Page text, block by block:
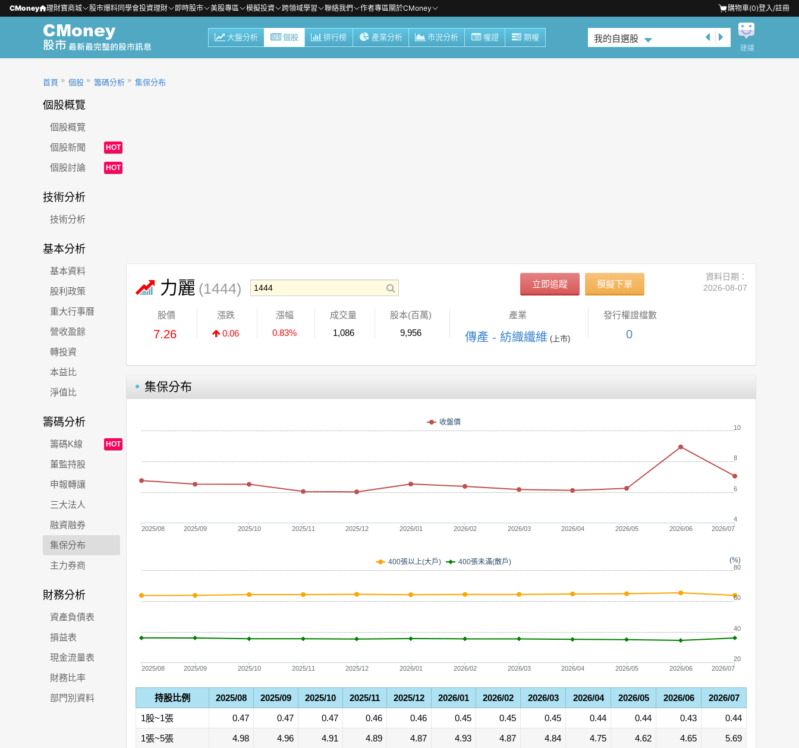
CMoney 理財寶商城 股市爆料同學會投資理財 即時股市 美股專區 模擬投資 跨領域學習 聯絡我們 作者專區關於CMoney 購物車(0)登入/註冊
大盤分析 個股 排行榜 產業分析 市況分析 權證 期權 我的自選股
建議
首頁 個股 籌碼分析 集保分布
個股概覽
個股概覽
個股新聞
HOT
個股討論 HOT
技術分析
技術分析
基本分析
基本資料
股利政策
重大行事曆
營收盈餘
轉投資
本益比
淨值比
籌碼分析
籌碼K線 HOT
董監持股
申報轉讓
三大法人
融資融券
集保分布
主力券商
財務分析
資產負債表
損益表
現金流量表
財務比率
部門別資料
力麗 (1444) 立即追蹤 模擬下單
資料日期：
2026-08-07
股價
7.26
漲跌
0.06
漲幅
0.83%
成交量
1,086
股本(百萬)
9,956
產業
傳產 - 紡織纖維 (上市)
發行權證檔數
0
集保分布
收盤價
2025/08 2025/09 2025/10 2025/11 2025/12 2026/01 2026/02 2026/03 2026/04 2026/05 2026/06 2026/07
6
8
10
4
(%)
400張以上(大戶) 400張未滿(散戶)
2025/08 2025/09 2025/10 2025/11 2025/12 2026/01 2026/02 2026/03 2026/04 2026/05 2026/06 2026/07
40
60
20
80
持股比例 2025/08 2025/09 2025/10 2025/11 2025/12 2026/01 2026/02 2026/03 2026/04 2026/05 2026/06
2026/07
1股~1張
0.47 0.47 0.47 0.46 0.46 0.45 0.45 0.45 0.44 0.44 0.43
0.44
1張~5張
4.98 4.96 4.91 4.89 4.87 4.93 4.87 4.84 4.75 4.62 4.65
5.69